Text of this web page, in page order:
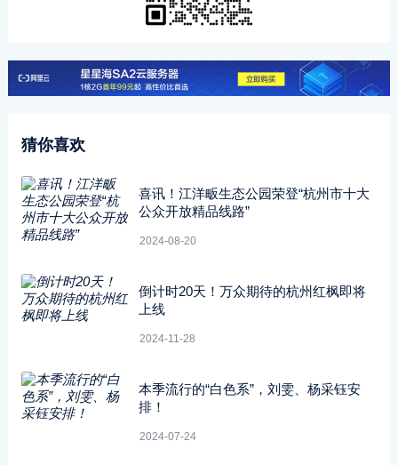
猜你喜欢
喜讯！江洋畈生态公园荣登“杭州市十大
公众开放精品线路”
2024-08-20
倒计时20天！万众期待的杭州红枫即将
上线
2024-11-28
本季流行的“白色系”，刘雯、杨采钰安
排！
2024-07-24